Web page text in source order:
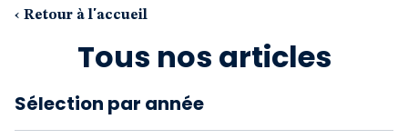
Notre revue
Boutique
‹ Retour à l'accueil
Tous nos articles
Sélection par année